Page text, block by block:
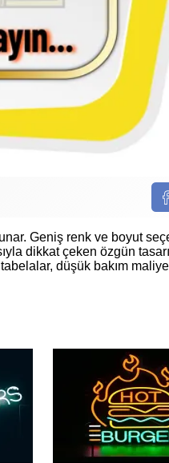
Geniş renk ve boyut
dikkat çeken özgün
düşük bakım